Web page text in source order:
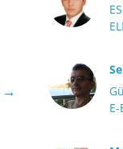
→
E-